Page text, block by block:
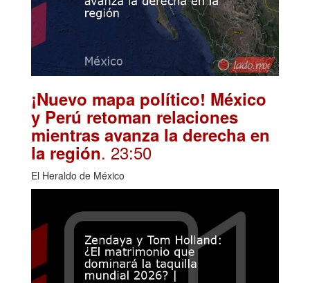
¡Nuevo mapa político! México
y Perú retoman relaciones
mientras avanza la derecha en
la región. 23:50
El Heraldo de México